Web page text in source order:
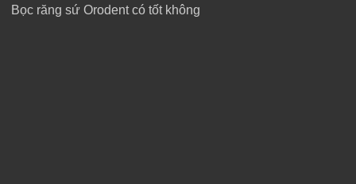
Bọc răng sứ Orodent có tốt không